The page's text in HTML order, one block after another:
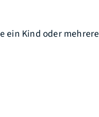
ein Kind oder mehrere